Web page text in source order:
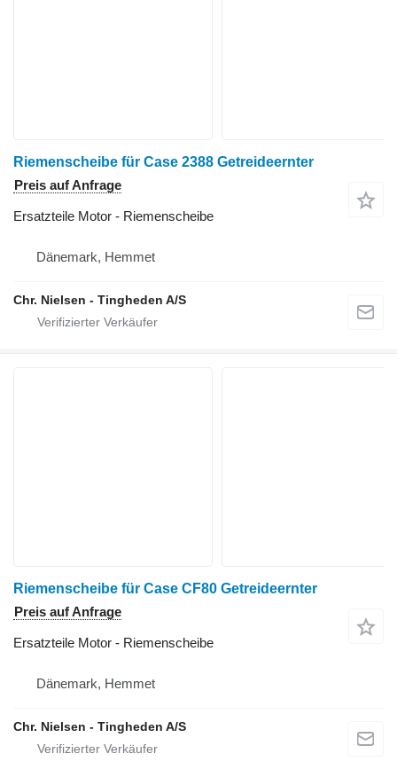
Riemenscheibe für Case 2388 Getreideernter
Preis auf Anfrage
Ersatzteile Motor - Riemenscheibe
Dänemark, Hemmet
Chr. Nielsen - Tingheden A/S
Riemenscheibe für Case CF80 Getreideernter
Preis auf Anfrage
Ersatzteile Motor - Riemenscheibe
Dänemark, Hemmet
Chr. Nielsen - Tingheden A/S